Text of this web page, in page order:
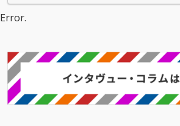
Error.